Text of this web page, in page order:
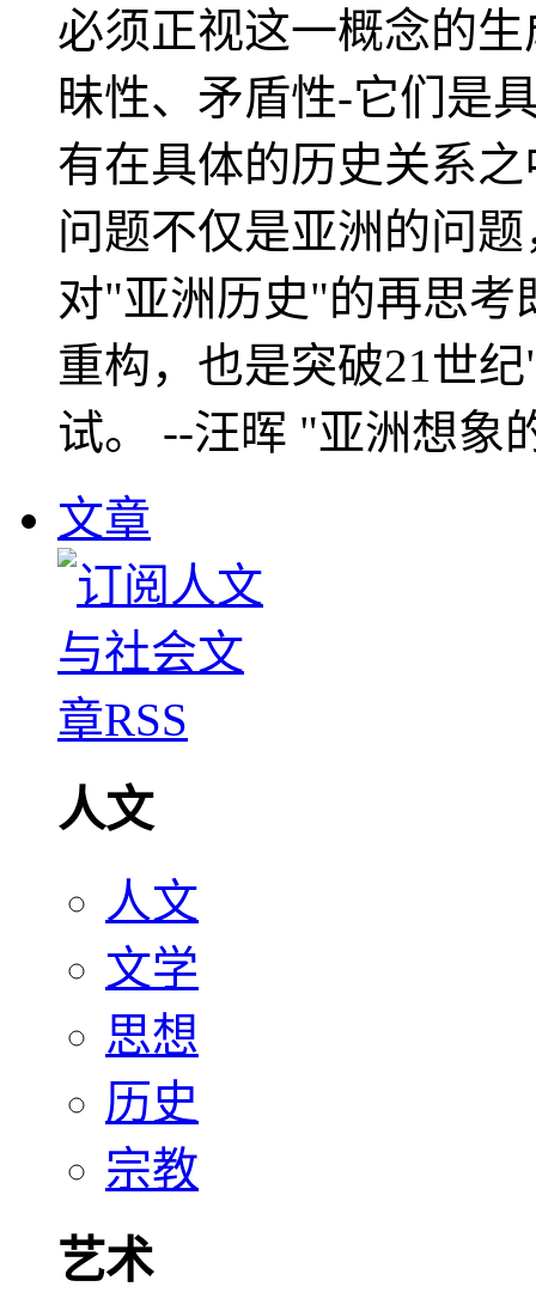
必须正视这一概念的
昧性、矛盾性-它们是
有在具体的历史关系
问题不仅是亚洲的问
对"亚洲历史"的再思考
重构，也是突破21世
试。 --汪晖 "亚洲想象
文章
人文
人文
文学
思想
历史
宗教
艺术